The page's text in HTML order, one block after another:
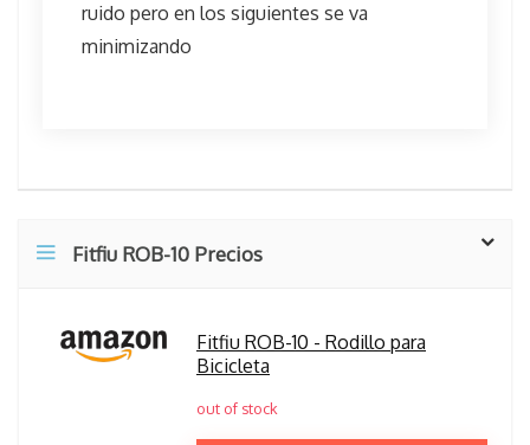
ruido pero en los siguientes se va
minimizando
Fitfiu ROB-10 Precios
Fitfiu ROB-10 - Rodillo para
Bicicleta
out of stock